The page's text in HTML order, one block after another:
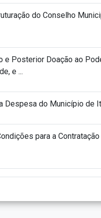
do Conselho
e Posterior Doação ao
e ...
Despesa do Município de
para a